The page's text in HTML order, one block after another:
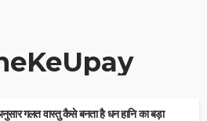
गलत वास्तु कैसे बनता है धन हानि का बड़ा